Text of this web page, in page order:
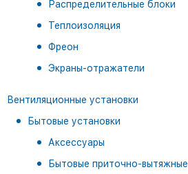
Распределительные блоки
Теплоизоляция
Фреон
Экраны-отражатели
Вентиляционные установки
Бытовые установки
Аксессуары
Бытовые приточно-вытяжные